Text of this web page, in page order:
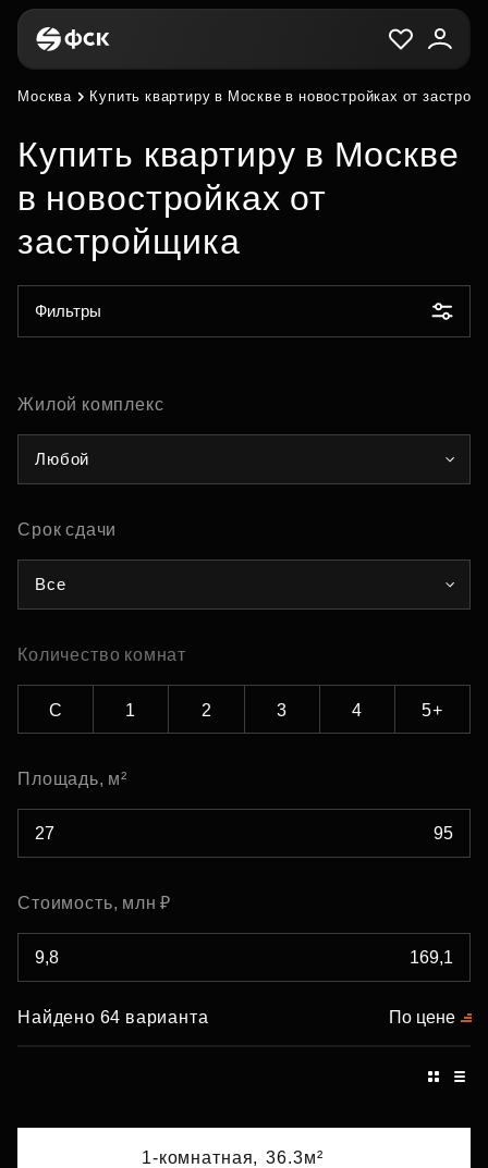
Москва Купить квартиру в Москве в новостройках от
Купить квартиру в Москве
в новостройках от
застройщика
Фильтры
Жилой комплекс
Любой
Срок сдачи
Все
Количество комнат
С 1 2 3 4 5+
Площадь, м²
Стоимость, млн ₽
Найдено 64 варианта По цене
1-комнатная, 36.3м²